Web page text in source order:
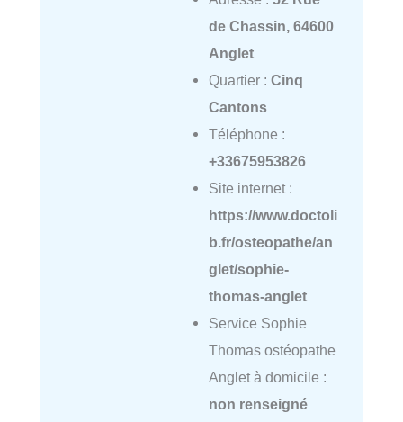
de Chassin, 64600
Anglet
Quartier : Cinq
Cantons
Téléphone :
+33675953826
Site internet :
https://www.doctoli
b.fr/osteopathe/an
glet/sophie-
thomas-anglet
Service Sophie
Thomas ostéopathe
Anglet à domicile :
non renseigné